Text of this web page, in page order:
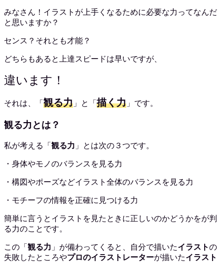
みなさん！イラストが上手くなるために必要な力ってなんだ
と思いますか？
センス？それとも才能？
どちらもあると上達スピードは早いですが、
違います！
それは、「 観る力 」と「 描く力 」です。
観る力とは？
私が考える「 観る力 」とは次の３つです。
・身体やモノのバランスを見る力
・構図やポーズなどイラスト全体のバランスを見る力
・モチーフの情報を正確に見つける力
簡単に言うとイラストを見たときに正しいのかどうかをが判
る力のことです。
この「 観る力 」が備わってくると、自分で描いたイラストの
失敗したところやプロのイラストレーターが描いたイラスト